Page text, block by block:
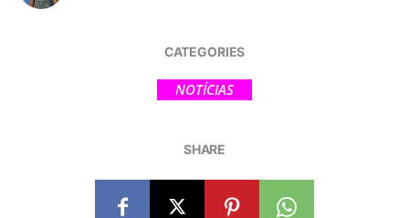
CATEGORIES
NOTÍCIAS
SHARE